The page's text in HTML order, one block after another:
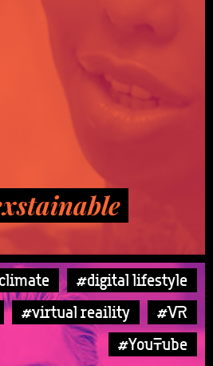
#digital lifestyle
#virtual reaility
#VR
#YouTube